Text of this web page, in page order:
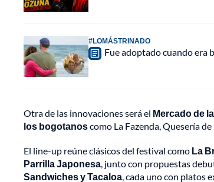
#LOMÁSTRINADO
Fue adoptado cuando era
Otra de las innovaciones será el Mercado de
los bogotanoscomo La Fazenda, Quesería
El line-up reúne clásicos del festival como La
Parrilla Japonesa, junto con propuestas
Sandwiches y Tacaloa, cada uno con platos